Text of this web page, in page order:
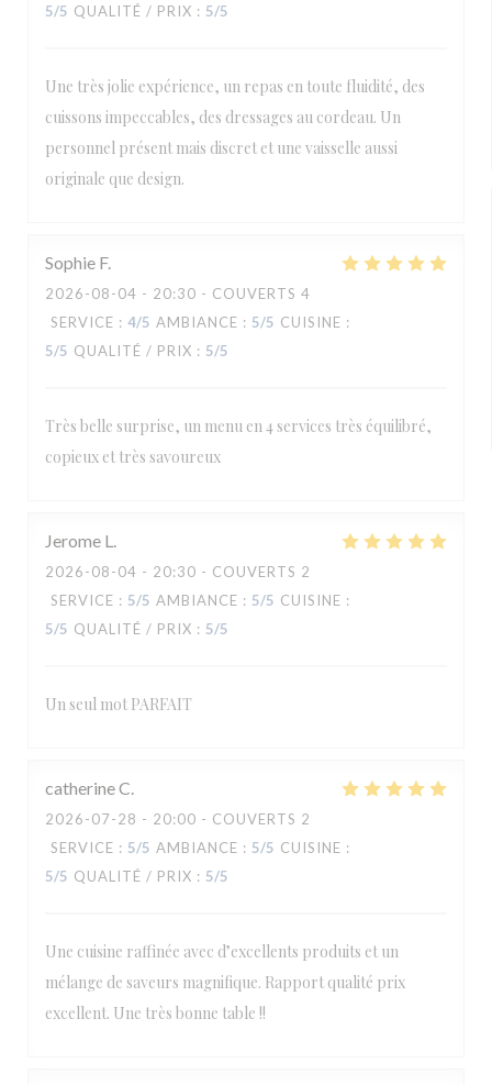
5/5 QUALITÉ / PRIX : 5/5
Une très jolie expérience, un repas en toute fluidité, des
cuissons impeccables, des dressages au cordeau. Un
personnel présent mais discret et une vaisselle aussi
originale que design.
Sophie F
2026-08-04 - 20:30 - COUVERTS 4
SERVICE : 4/5 AMBIANCE : 5/5 CUISINE :
5/5 QUALITÉ / PRIX : 5/5
Très belle surprise, un menu en 4 services très équilibré,
copieux et très savoureux
Jerome L
2026-08-04 - 20:30 - COUVERTS 2
SERVICE : 5/5 AMBIANCE : 5/5 CUISINE :
5/5 QUALITÉ / PRIX : 5/5
Un seul mot PARFAIT
catherineC
2026-07-28 - 20:00 - COUVERTS 2
SERVICE : 5/5 AMBIANCE : 5/5 CUISINE :
5/5 QUALITÉ / PRIX : 5/5
Une cuisine raffinée avec d’excellents produits et un
mélange de saveurs magnifique. Rapport qualité prix
excellent. Une très bonne table !!